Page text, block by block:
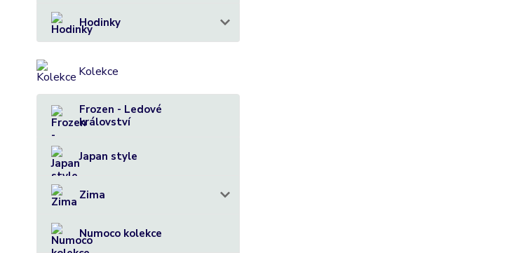
Hodinky
Kolekce
Frozen - Ledové
království
Japan style
Zima
Numoco kolekce